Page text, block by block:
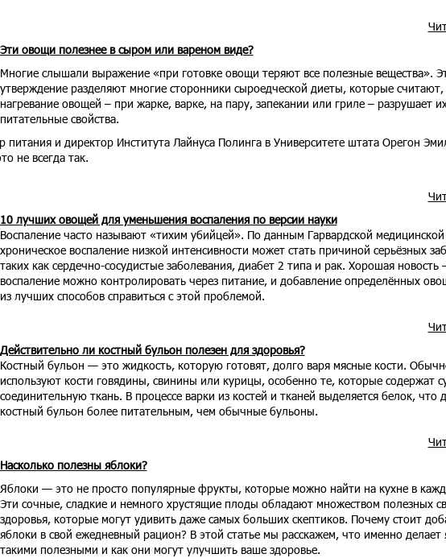
Эти овощи полезнее в сыром или вареном виде?
Многие слышали выражение «при готовке овощи теряют все полезные вещества».
утверждение разделяют многие сторонники сыроедческой диеты, которые
нагревание овощей – при жарке, варке, на пару, запекании или гриле – разрушает
питательные свойства.
питания и директор Института Лайнуса Полинга в Университете штата Орегон
не всегда так.
10 лучших овощей для уменьшения воспаления по версии науки
Воспаление часто называют «тихим убийцей». По данным Гарвардской
хроническое воспаление низкой интенсивности может стать причиной серьёзных
таких как сердечно-сосудистые заболевания, диабет 2 типа и рак. Хорошая новость
воспаление можно контролировать через питание, и добавление определённых
из лучших способов справиться с этой проблемой.
Действительно ли костный бульон полезен для здоровья?
Костный бульон — это жидкость, которую готовят, долго варя мясные кости.
используют кости говядины, свинины или курицы, особенно те, которые содержат
соединительную ткань. В процессе варки из костей и тканей выделяется белок, что
костный бульон более питательным, чем обычные бульоны.
Насколько полезны яблоки?
Яблоки — это не просто популярные фрукты, которые можно найти на кухне в
Эти сочные, сладкие и немного хрустящие плоды обладают множеством полезных
здоровья, которые могут удивить даже самых больших скептиков. Почему стоит
яблоки в свой ежедневный рацион? В этой статье мы расскажем, что именно делает
такими полезными и как они могут улучшить ваше здоровье.